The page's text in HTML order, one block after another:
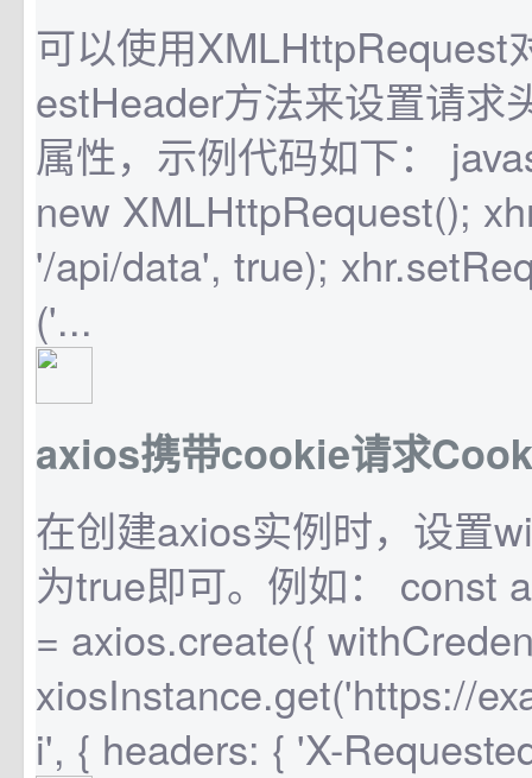
可以使用XMLHttpRequest
estHeader方法来设置请求
属性，示例代码如下：
new XMLHttpRequest();
'/api/data', true);
('...
axios携带cookie请求
在创建axios实例时，设置
为true即可。例如： const
= axios.create({
xiosInstance.get('https://
i', { headers: { 'X-